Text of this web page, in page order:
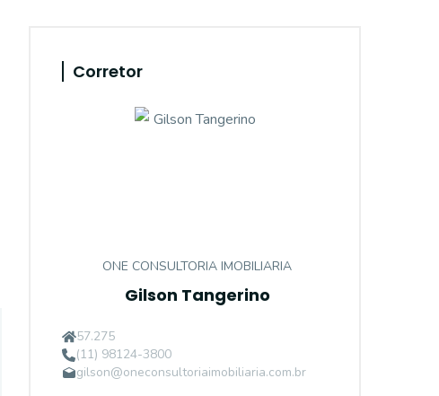
Corretor
ONE CONSULTORIA IMOBILIARIA
Gilson Tangerino
57.275
(11) 98124-3800
gilson@oneconsultoriaimobiliaria.com.br